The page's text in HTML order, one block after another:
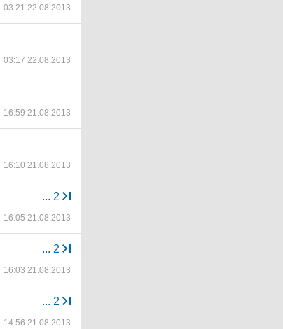
03:21 22.08.2013
03:17 22.08.2013
16:59 21.08.2013
16:10 21.08.2013
... 2
16:05 21.08.2013
... 2
16:03 21.08.2013
... 2
14:56 21.08.2013